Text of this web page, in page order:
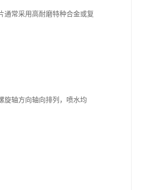
常采用高耐磨特种合金或复
轴方向轴向排列，喷水均